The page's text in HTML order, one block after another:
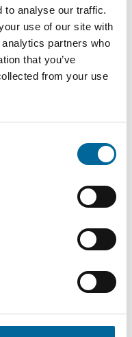
to analyse our traffic.
use of our site with
partners who
that you’ve
from your use